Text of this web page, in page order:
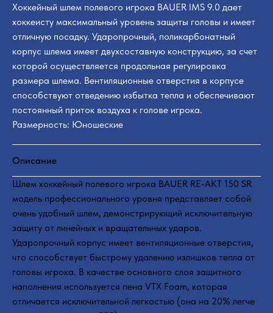
Хоккейный шлем полевого игрока BAUER IMS 9.0 дает
хоккеисту максимальный уровень защиты головы и имеет
отличную посадку. Ударопрочный, поликарбонатный
корпус шлема имеет двухсоставную конструкцию, за счет
которой осуществляется продольная регулировка
размера шлема. Вентиляционные отверстия в корпусе
способствуют отведению избытка тепла и обеспечивают
постоянный приток воздуха к голове игрока.
Размерность: Юношеские
Описание
Шлем хоккейный полевого игрока BAUER RE-AKT 150 SR
модель профессионального уровня представляет собой
очень удобный шлем, демонстрирующий исключительную
защиту от линейных и вращательных ударов.
Ударопрочный корпус имеет вентиляционные отверстия,
что способствует быстрому удалению излишков тепла от
головы игрока. В качестве основного слоя защитного
наполнения используется пена VTX Foam, которая
отличается исключительной легкостью (она на 20% легче